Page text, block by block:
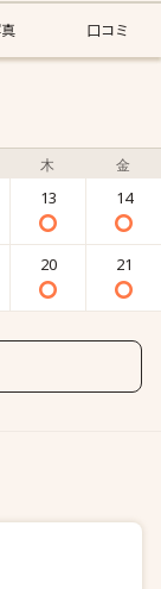
口コミ
木 金
13 14
20 21